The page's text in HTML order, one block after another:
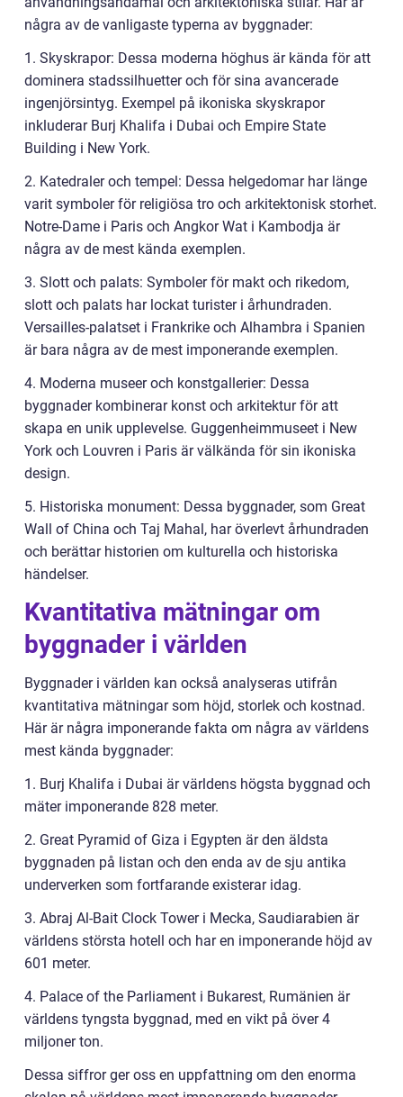
några av de vanligaste typerna av byggnader:
1. Skyskrapor: Dessa moderna höghus är kända för att
dominera stadssilhuetter och för sina avancerade
ingenjörsintyg. Exempel på ikoniska skyskrapor
inkluderar Burj Khalifa i Dubai och Empire State
Building i New York.
2. Katedraler och tempel: Dessa helgedomar har länge
varit symboler för religiösa tro och arkitektonisk storhet.
Notre-Dame i Paris och Angkor Wat i Kambodja är
några av de mest kända exemplen.
3. Slott och palats: Symboler för makt och rikedom,
slott och palats har lockat turister i århundraden.
Versailles-palatset i Frankrike och Alhambra i Spanien
är bara några av de mest imponerande exemplen.
4. Moderna museer och konstgallerier: Dessa
byggnader kombinerar konst och arkitektur för att
skapa en unik upplevelse. Guggenheimmuseet i New
York och Louvren i Paris är välkända för sin ikoniska
design.
5. Historiska monument: Dessa byggnader, som Great
Wall of China och Taj Mahal, har överlevt århundraden
och berättar historien om kulturella och historiska
händelser.
Kvantitativa mätningar om
byggnader i världen
Byggnader i världen kan också analyseras utifrån
kvantitativa mätningar som höjd, storlek och kostnad.
Här är några imponerande fakta om några av världens
mest kända byggnader:
1. Burj Khalifa i Dubai är världens högsta byggnad och
mäter imponerande 828 meter.
2. Great Pyramid of Giza i Egypten är den äldsta
byggnaden på listan och den enda av de sju antika
underverken som fortfarande existerar idag.
3. Abraj Al-Bait Clock Tower i Mecka, Saudiarabien är
världens största hotell och har en imponerande höjd av
601 meter.
4. Palace of the Parliament i Bukarest, Rumänien är
världens tyngsta byggnad, med en vikt på över 4
miljoner ton.
Dessa siffror ger oss en uppfattning om den enorma